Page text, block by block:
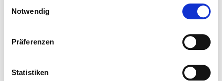
Notwendig
Präferenzen
Statistiken